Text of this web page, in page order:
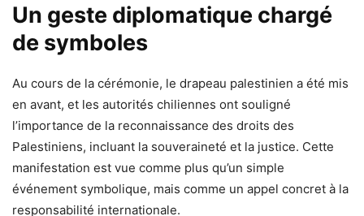
Un geste diplomatique chargé
de symboles
Au cours de la cérémonie, le drapeau palestinien a été mis
en avant, et les autorités chiliennes ont souligné
l’importance de la reconnaissance des droits des
Palestiniens, incluant la souveraineté et la justice. Cette
manifestation est vue comme plus qu’un simple
événement symbolique, mais comme un appel concret à la
responsabilité internationale.